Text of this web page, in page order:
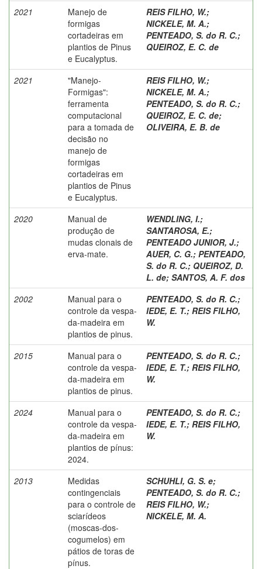
2021
Manejo de
formigas
cortadeiras em
plantios de Pinus
e Eucalyptus.
REIS FILHO, W.;
NICKELE, M. A.;
PENTEADO, S. do R. C.;
QUEIROZ, E. C. de
2021
"Manejo-
Formigas":
ferramenta
computacional
para a tomada de
decisão no
manejo de
formigas
cortadeiras em
plantios de Pinus
e Eucalyptus.
REIS FILHO, W.;
NICKELE, M. A.;
PENTEADO, S. do R. C.;
QUEIROZ, E. C. de;
OLIVEIRA, E. B. de
2020
Manual de
produção de
mudas clonais de
erva-mate.
WENDLING, I.;
SANTAROSA, E.;
PENTEADO JUNIOR, J.;
AUER, C. G.; PENTEADO,
S. do R. C.; QUEIROZ, D.
L. de; SANTOS, A. F. dos
2002
Manual para o
controle da vespa-
da-madeira em
plantios de pinus.
PENTEADO, S. do R. C.;
IEDE, E. T.; REIS FILHO,
W.
2015
Manual para o
controle da vespa-
da-madeira em
plantios de pinus.
PENTEADO, S. do R. C.;
IEDE, E. T.; REIS FILHO,
W.
2024
Manual para o
controle da vespa-
da-madeira em
plantios de pínus:
2024.
PENTEADO, S. do R. C.;
IEDE, E. T.; REIS FILHO,
W.
2013
Medidas
contingenciais
para o controle de
sciarídeos
(moscas-dos-
cogumelos) em
pátios de toras de
pínus.
SCHUHLI, G. S. e;
PENTEADO, S. do R. C.;
REIS FILHO, W.;
NICKELE, M. A.